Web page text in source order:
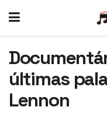
últimas
Lennon